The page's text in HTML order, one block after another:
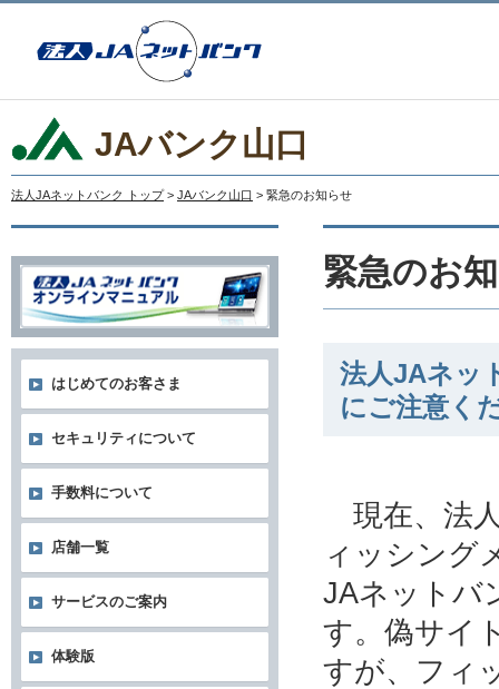
JAバンク山口
法人JAネットバンク トップ > JAバンク山口 > 緊急のお知らせ
緊急のお
法人JAネッ
にご注意く
現在、法
ィッシング
JAネットバ
す。偽サイ
すが、フィ
はじめてのお客さま
セキュリティについて
手数料について
店舗一覧
サービスのご案内
体験版